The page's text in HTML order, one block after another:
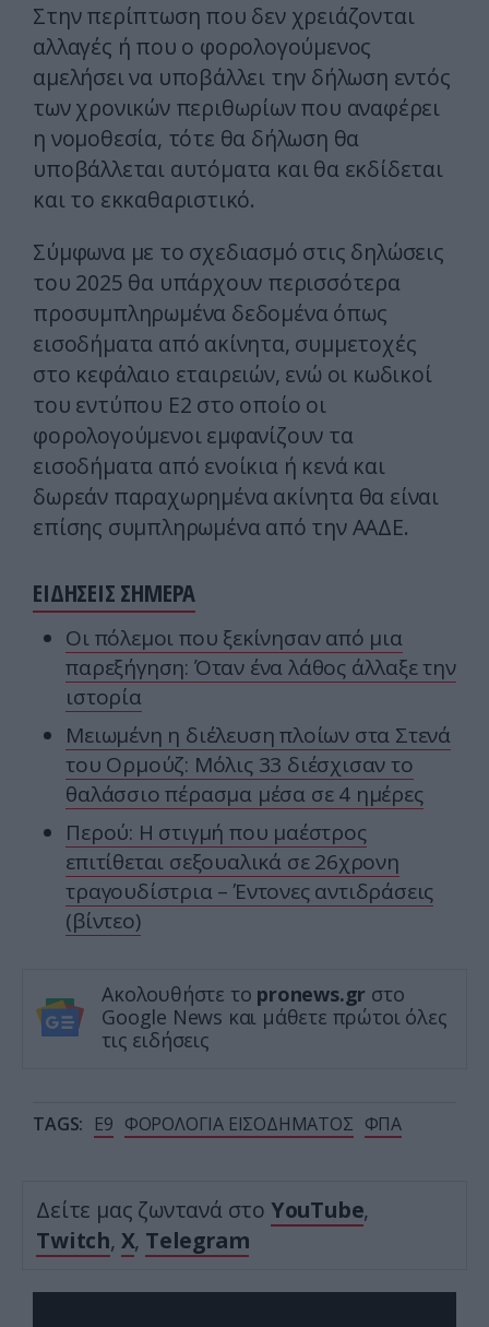
Στην περίπτωση που δεν χρειάζονται
αλλαγές ή που ο φορολογούμενος
αμελήσει να υποβάλλει την δήλωση εντός
των χρονικών περιθωρίων που αναφέρει
η νομοθεσία, τότε θα δήλωση θα
υποβάλλεται αυτόματα και θα εκδίδεται
και το εκκαθαριστικό.
Σύμφωνα με το σχεδιασμό στις δηλώσεις
του 2025 θα υπάρχουν περισσότερα
προσυμπληρωμένα δεδομένα όπως
εισοδήματα από ακίνητα, συμμετοχές
στο κεφάλαιο εταιρειών, ενώ οι κωδικοί
του εντύπου Ε2 στο οποίο οι
φορολογούμενοι εμφανίζουν τα
εισοδήματα από ενοίκια ή κενά και
δωρεάν παραχωρημένα ακίνητα θα είναι
επίσης συμπληρωμένα από την ΑΑΔΕ.
ΕΙΔΗΣΕΙΣ ΣΗΜΕΡΑ
Οι πόλεμοι που ξεκίνησαν από μια
παρεξήγηση: Όταν ένα λάθος άλλαξε την
ιστορία
Μειωμένη η διέλευση πλοίων στα Στενά
του Ορμούζ: Μόλις 33 διέσχισαν το
θαλάσσιο πέρασμα μέσα σε 4 ημέρες
Περού: Η στιγμή που μαέστρος
επιτίθεται σεξουαλικά σε 26χρονη
τραγουδίστρια – Έντονες αντιδράσεις
(βίντεο)
Ακολουθήστε το pronews.gr στο
Google News και μάθετε πρώτοι όλες
τις ειδήσεις
TAGS: Ε9 ΦΟΡΟΛΟΓΙΑ ΕΙΣΟΔΗΜΑΤΟΣ ΦΠΑ
Δείτε μας ζωντανά στο YouTube,
Twitch, X, Telegram